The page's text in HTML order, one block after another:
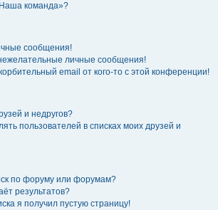
команда»?
сообщения!
личные сообщения!
email от кого-то с этой конференции!
и недругов?
пользователей в списках моих друзей и
по форуму или форумам?
результатов?
я получил пустую страницу!